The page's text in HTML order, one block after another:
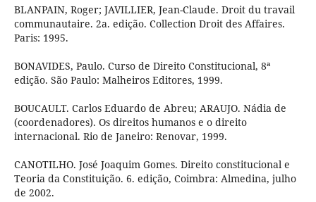
BLANPAIN, Roger; JAVILLIER, Jean-Claude. Droit du travail
communautaire. 2a. edição. Collection Droit des Affaires.
Paris: 1995.
BONAVIDES, Paulo. Curso de Direito Constitucional, 8ª
edição. São Paulo: Malheiros Editores, 1999.
BOUCAULT. Carlos Eduardo de Abreu; ARAUJO. Nádia de
(coordenadores). Os direitos humanos e o direito
internacional. Rio de Janeiro: Renovar, 1999.
CANOTILHO. José Joaquim Gomes. Direito constitucional e
Teoria da Constituição. 6. edição, Coimbra: Almedina, julho
de 2002.